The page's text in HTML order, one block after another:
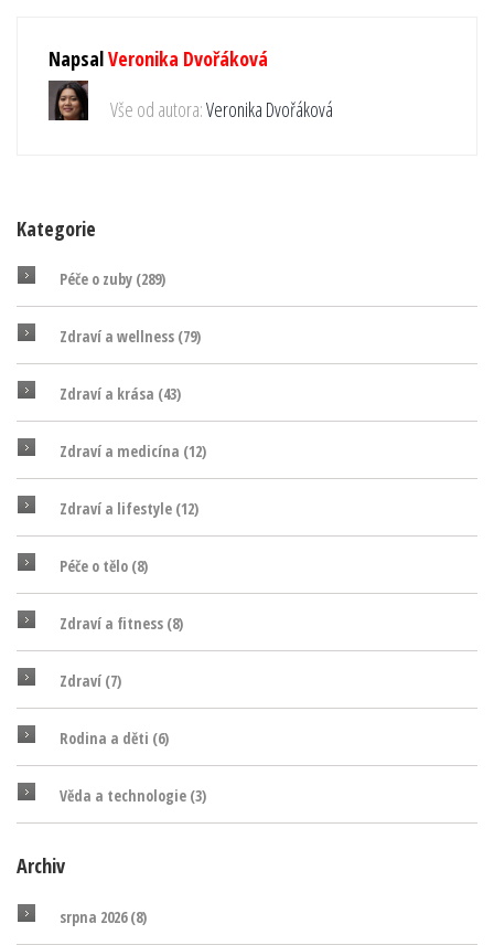
NapsalVeronika Dvořáková
Vše od autora:Veronika Dvořáková
Kategorie
Péče o zuby (289)
Zdraví a wellness (79)
Zdraví a krása (43)
Zdraví a medicína (12)
Zdraví a lifestyle (12)
Péče o tělo (8)
Zdraví a fitness (8)
Zdraví (7)
Rodina a děti (6)
Věda a technologie (3)
Archiv
srpna 2026(8)